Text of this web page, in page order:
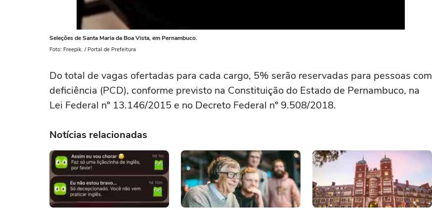
Seleções de Santa Maria da Boa Vista, em Pernambuco.
Foto: Freepik. / Portal de Prefeitura
Do total de vagas ofertadas para cada cargo, 5% serão reservadas para pessoas com
deficiência (PCD), conforme previsto na Constituição do Estado de Pernambuco, na
Lei Federal nº 13.146/2015 e no Decreto Federal nº 9.508/2018.
Notícias relacionadas